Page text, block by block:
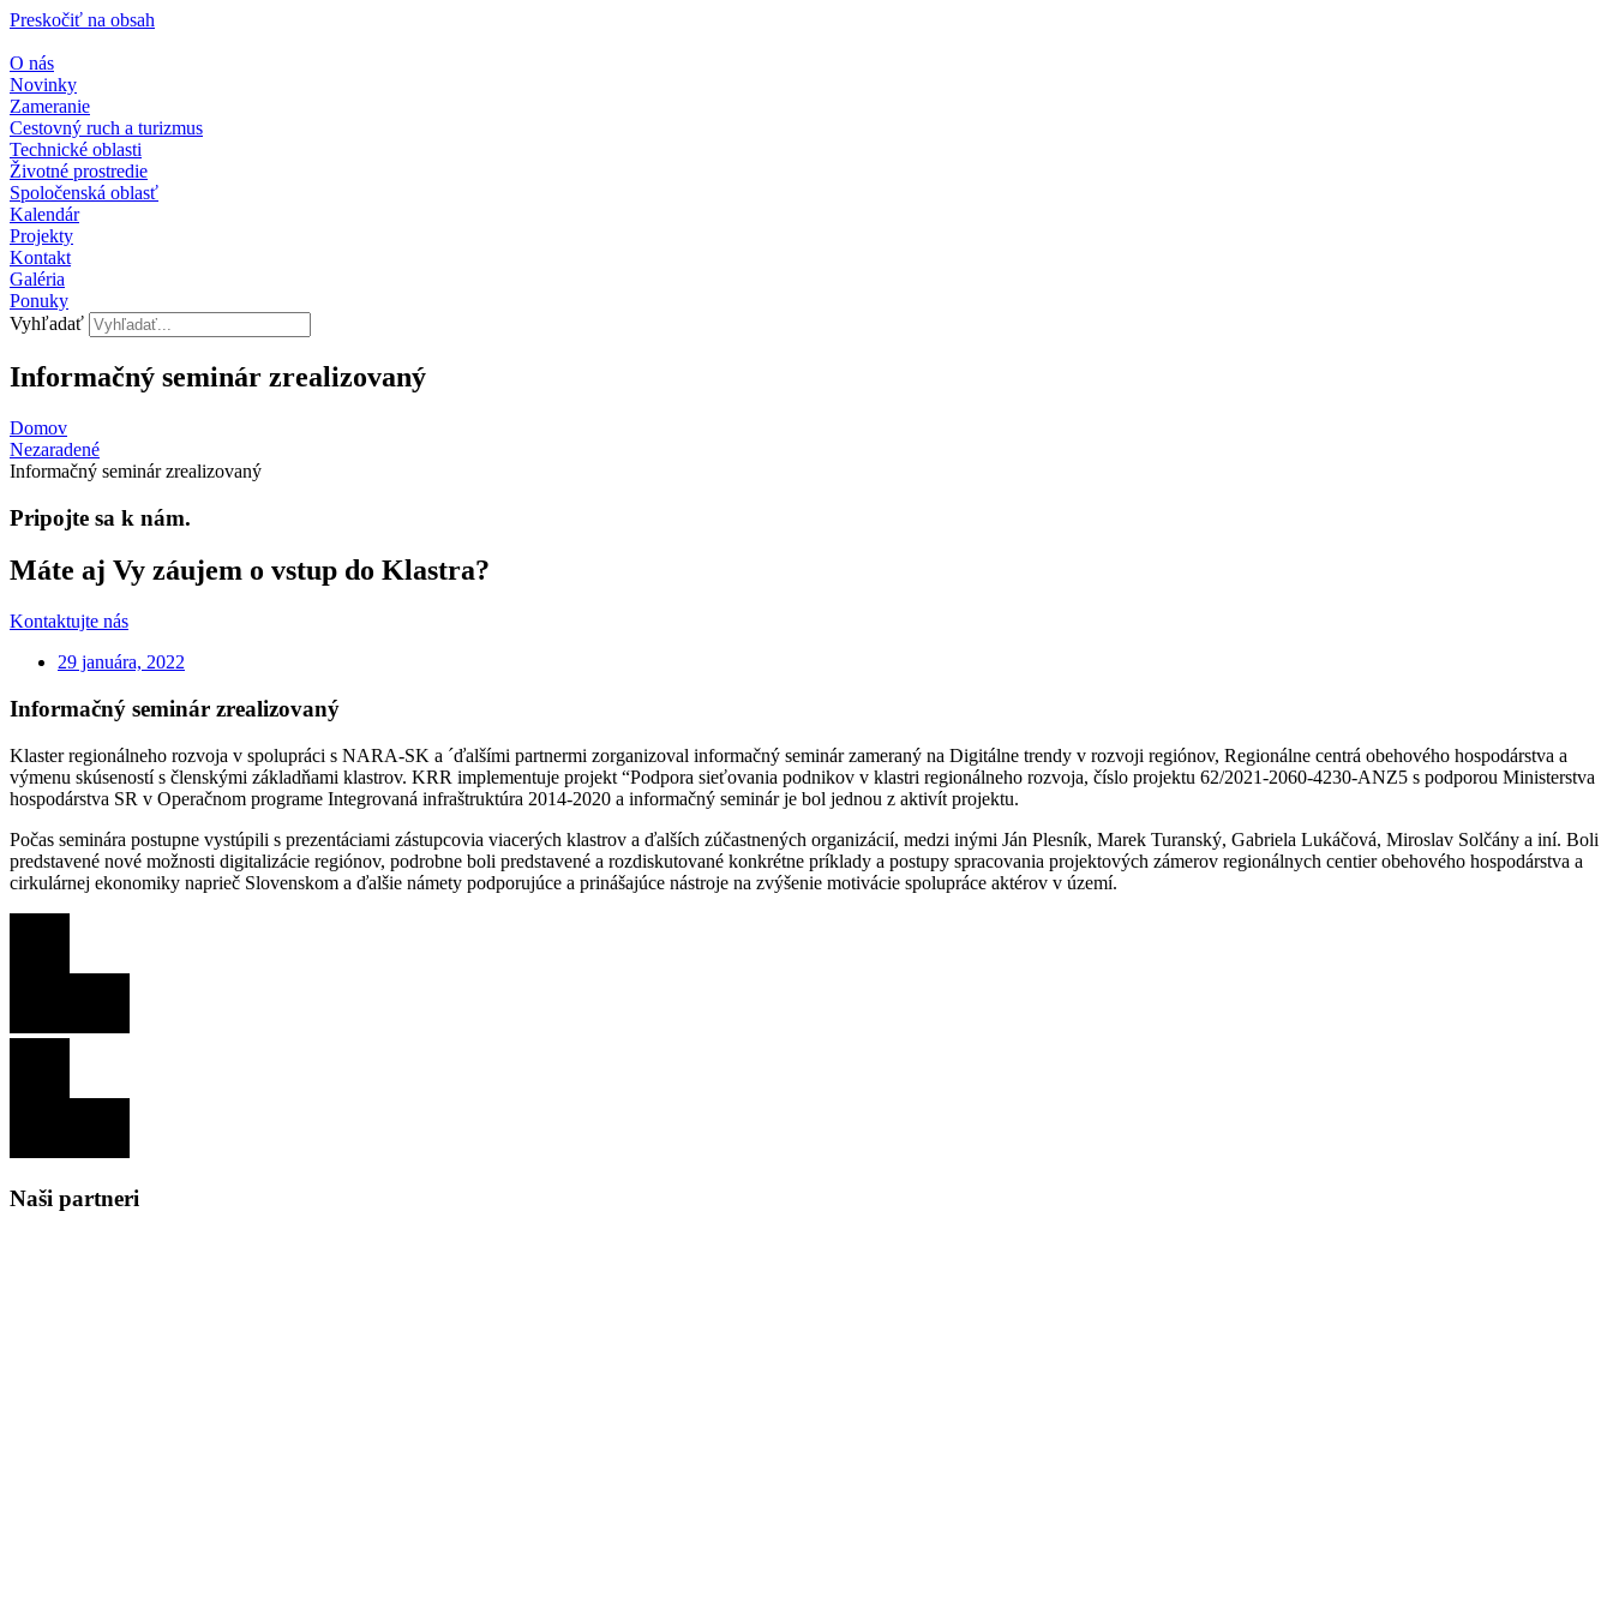
Preskočiť na obsah
O nás
Novinky
Zameranie
Cestovný ruch a turizmus
Technické oblasti
Životné prostredie
Spoločenská oblasť
Kalendár
Projekty
Kontakt
Galéria
Ponuky
Vyhľadať
Informačný seminár zrealizovaný
Domov
Nezaradené
Informačný seminár zrealizovaný
Pripojte sa k nám.
Máte aj Vy záujem o vstup do Klastra?
Kontaktujte nás
29 januára, 2022
Informačný seminár zrealizovaný
Klaster regionálneho rozvoja v spolupráci s NARA-SK a ´ďalšími partnermi zorganizoval informačný seminár zameraný na Digitálne trendy v rozvoji regiónov, Regionálne centrá obehového hospodárstva a
výmenu skúseností s členskými základňami klastrov. KRR implementuje projekt “Podpora sieťovania podnikov v klastri regionálneho rozvoja, číslo projektu 62/2021-2060-4230-ANZ5 s podporou Ministerstva
hospodárstva SR v Operačnom programe Integrovaná infraštruktúra 2014-2020 a informačný seminár je bol jednou z aktivít projektu.
Počas seminára postupne vystúpili s prezentáciami zástupcovia viacerých klastrov a ďalších zúčastnených organizácií, medzi inými Ján Plesník, Marek Turanský, Gabriela Lukáčová, Miroslav Solčány a iní. Boli
predstavené nové možnosti digitalizácie regiónov, podrobne boli predstavené a rozdiskutované konkrétne príklady a postupy spracovania projektových zámerov regionálnych centier obehového hospodárstva a
cirkulárnej ekonomiky naprieč Slovenskom a ďalšie námety podporujúce a prinášajúce nástroje na zvýšenie motivácie spolupráce aktérov v území.
Naši partneri